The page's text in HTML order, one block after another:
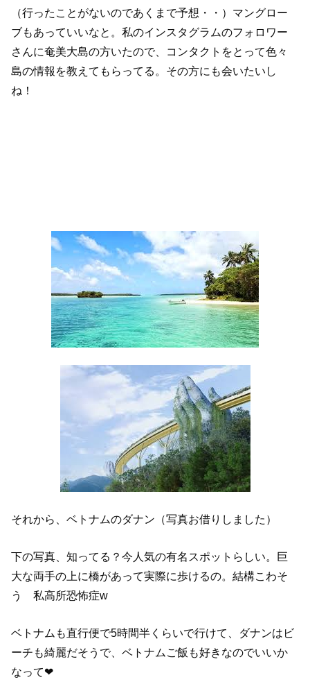
（行ったことがないのであくまで予想・・）マングロー
ブもあっていいなと。私のインスタグラムのフォロワー
さんに奄美大島の方いたので、コンタクトをとって色々
島の情報を教えてもらってる。その方にも会いたいし
ね！
それから、ベトナムのダナン（写真お借りしました）
下の写真、知ってる？今人気の有名スポットらしい。巨
大な両手の上に橋があって実際に歩けるの。結構こわそ
う 私高所恐怖症w
ベトナムも直行便で5時間半くらいで行けて、ダナンはビ
ーチも綺麗だそうで、ベトナムご飯も好きなのでいいか
なって❤︎